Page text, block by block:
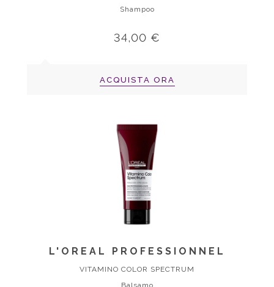
Shampoo
34,00 €
ACQUISTA ORA
L'OREAL PROFESSIONNEL
VITAMINO COLOR SPECTRUM
Balsamo